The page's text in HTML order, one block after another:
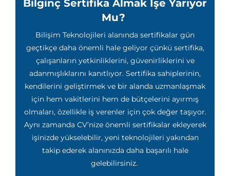
Bilginç Sertifika Almak İşe Yarıyor
Mu?
Bilişim Teknolojileri alanında sertifikalar gün
geçtikçe daha önemli hale geliyor çünkü sertifika,
çalışanların yetkinliklerini, güvenirliklerini ve
adanmışlıklarını kanıtlıyor. Sertifika sahiplerinin,
kendilerini geliştirmek ve bir alanda uzmanlaşmak
için hem vakitlerini hem de bütçelerini ayırmış
olmaları, özellikle iş verenler için çok değer taşıyor.
Aynı zamanda CV’nize önemli sertifikalar ekleyerek
işinizde yükselebilir, yeni teknolojileri yakından
takip ederek alanınızda daha başarılı hale
gelebilirsiniz.